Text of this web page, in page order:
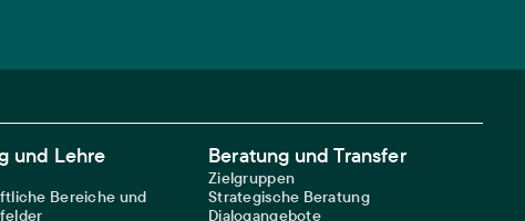
und Lehre
Bereiche und
Beratung und Transfer
Zielgruppen
Strategische Beratung
Dialogangebote